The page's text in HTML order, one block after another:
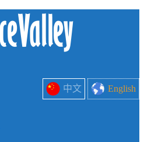
中文 English